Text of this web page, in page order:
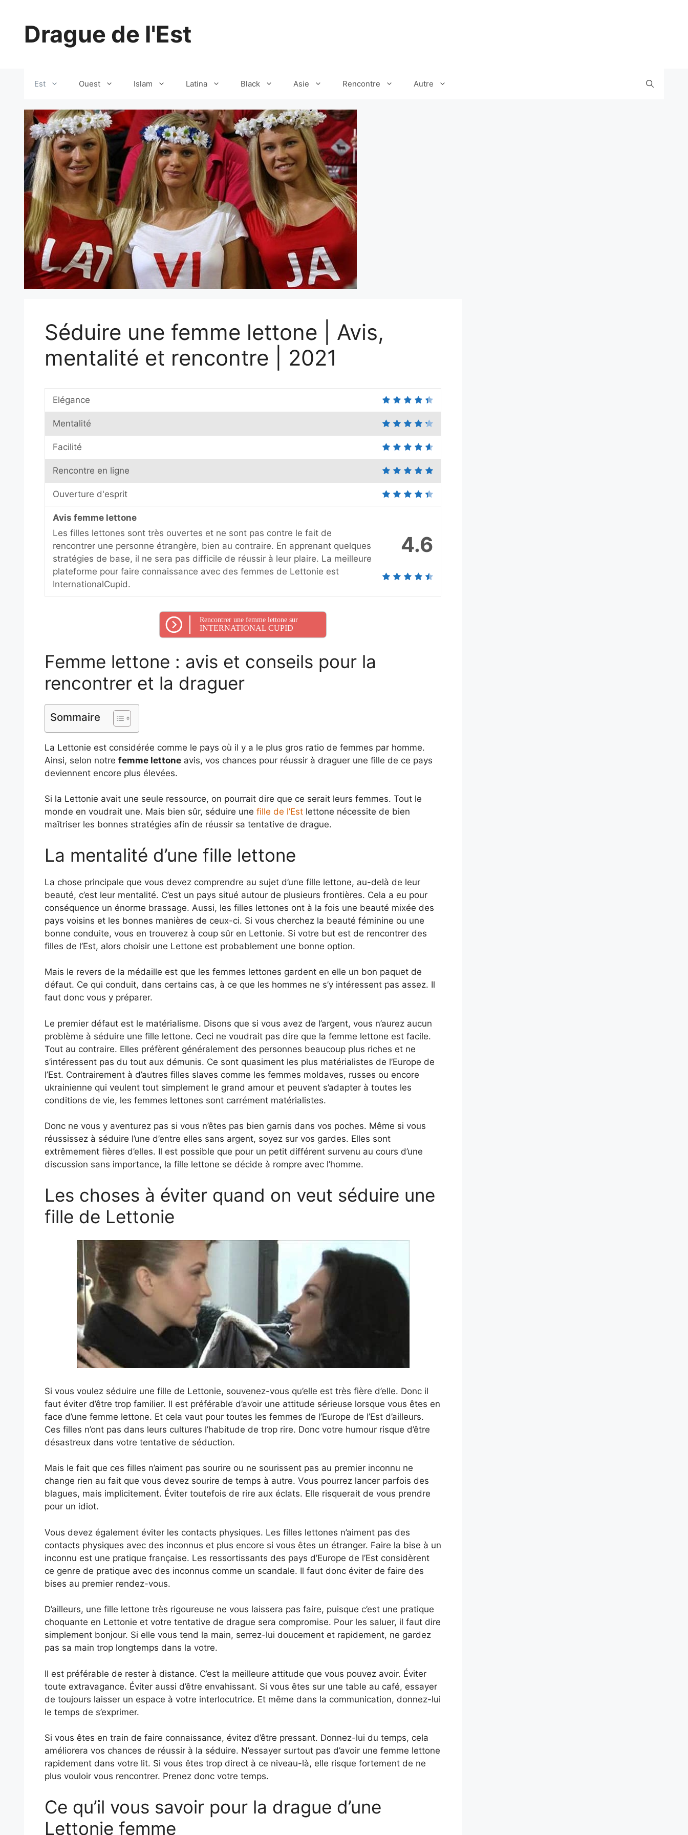
contenuDrague de l'Est
Est Ouest Islam Latina Black Asie Rencontre Autre
Séduire une femme lettone | Avis,
mentalité et rencontre | 2021
Elégance
Mentalité
Facilité
Rencontre en ligne
Ouverture d'esprit
4.6
Avis femme lettone
Les filles lettones sont très ouvertes et ne sont pas contre le fait de
rencontrer une personne étrangère, bien au contraire. En apprenant quelques
stratégies de base, il ne sera pas difficile de réussir à leur plaire. La meilleure
plateforme pour faire connaissance avec des femmes de Lettonie est
InternationalCupid.
Rencontrer une femme lettone sur
INTERNATIONAL CUPID
Femme lettone : avis et conseils pour la
rencontrer et la draguer
Sommaire
La Lettonie est considérée comme le pays où il y a le plus gros ratio de femmes par homme.
Ainsi, selon notre femme lettone avis, vos chances pour réussir à draguer une fille de ce pays
deviennent encore plus élevées.
Si la Lettonie avait une seule ressource, on pourrait dire que ce serait leurs femmes. Tout le
monde en voudrait une. Mais bien sûr, séduire une fille de l’Est lettone nécessite de bien
maîtriser les bonnes stratégies afin de réussir sa tentative de drague.
La mentalité d’une fille lettone
La chose principale que vous devez comprendre au sujet d’une fille lettone, au-delà de leur
beauté, c’est leur mentalité. C’est un pays situé autour de plusieurs frontières. Cela a eu pour
conséquence un énorme brassage. Aussi, les filles lettones ont à la fois une beauté mixée des
pays voisins et les bonnes manières de ceux-ci. Si vous cherchez la beauté féminine ou une
bonne conduite, vous en trouverez à coup sûr en Lettonie. Si votre but est de rencontrer des
filles de l’Est, alors choisir une Lettone est probablement une bonne option.
Mais le revers de la médaille est que les femmes lettones gardent en elle un bon paquet de
défaut. Ce qui conduit, dans certains cas, à ce que les hommes ne s’y intéressent pas assez. Il
faut donc vous y préparer.
Le premier défaut est le matérialisme. Disons que si vous avez de l’argent, vous n’aurez aucun
problème à séduire une fille lettone. Ceci ne voudrait pas dire que la femme lettone est facile.
Tout au contraire. Elles préfèrent généralement des personnes beaucoup plus riches et ne
s’intéressent pas du tout aux démunis. Ce sont quasiment les plus matérialistes de l’Europe de
l’Est. Contrairement à d’autres filles slaves comme les femmes moldaves, russes ou encore
ukrainienne qui veulent tout simplement le grand amour et peuvent s’adapter à toutes les
conditions de vie, les femmes lettones sont carrément matérialistes.
Donc ne vous y aventurez pas si vous n’êtes pas bien garnis dans vos poches. Même si vous
réussissez à séduire l’une d’entre elles sans argent, soyez sur vos gardes. Elles sont
extrêmement fières d’elles. Il est possible que pour un petit différent survenu au cours d’une
discussion sans importance, la fille lettone se décide à rompre avec l’homme.
Les choses à éviter quand on veut séduire une
fille de Lettonie
Si vous voulez séduire une fille de Lettonie, souvenez-vous qu’elle est très fière d’elle. Donc il
faut éviter d’être trop familier. Il est préférable d’avoir une attitude sérieuse lorsque vous êtes en
face d’une femme lettone. Et cela vaut pour toutes les femmes de l’Europe de l’Est d’ailleurs.
Ces filles n’ont pas dans leurs cultures l’habitude de trop rire. Donc votre humour risque d’être
désastreux dans votre tentative de séduction.
Mais le fait que ces filles n’aiment pas sourire ou ne sourissent pas au premier inconnu ne
change rien au fait que vous devez sourire de temps à autre. Vous pourrez lancer parfois des
blagues, mais implicitement. Éviter toutefois de rire aux éclats. Elle risquerait de vous prendre
pour un idiot.
Vous devez également éviter les contacts physiques. Les filles lettones n’aiment pas des
contacts physiques avec des inconnus et plus encore si vous êtes un étranger. Faire la bise à un
inconnu est une pratique française. Les ressortissants des pays d’Europe de l’Est considèrent
ce genre de pratique avec des inconnus comme un scandale. Il faut donc éviter de faire des
bises au premier rendez-vous.
D’ailleurs, une fille lettone très rigoureuse ne vous laissera pas faire, puisque c’est une pratique
choquante en Lettonie et votre tentative de drague sera compromise. Pour les saluer, il faut dire
simplement bonjour. Si elle vous tend la main, serrez-lui doucement et rapidement, ne gardez
pas sa main trop longtemps dans la votre.
Il est préférable de rester à distance. C’est la meilleure attitude que vous pouvez avoir. Éviter
toute extravagance. Éviter aussi d’être envahissant. Si vous êtes sur une table au café, essayer
de toujours laisser un espace à votre interlocutrice. Et même dans la communication, donnez-lui
le temps de s’exprimer.
Si vous êtes en train de faire connaissance, évitez d’être pressant. Donnez-lui du temps, cela
améliorera vos chances de réussir à la séduire. N’essayer surtout pas d’avoir une femme lettone
rapidement dans votre lit. Si vous êtes trop direct à ce niveau-là, elle risque fortement de ne
plus vouloir vous rencontrer. Prenez donc votre temps.
Ce qu’il vous savoir pour la drague d’une
Lettonie femme